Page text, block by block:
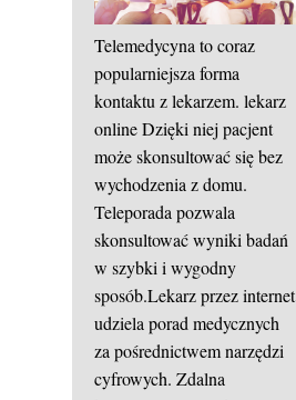
Telemedycyna to coraz
popularniejsza forma
kontaktu z lekarzem. lekarz
onlineDzięki niej pacjent
może skonsultować się bez
wychodzenia z domu.
Teleporada pozwala
skonsultować wyniki badań
w szybki i wygodny
sposób.Lekarz przez internet
udziela porad medycznych
za pośrednictwem narzędzi
cyfrowych. Zdalna